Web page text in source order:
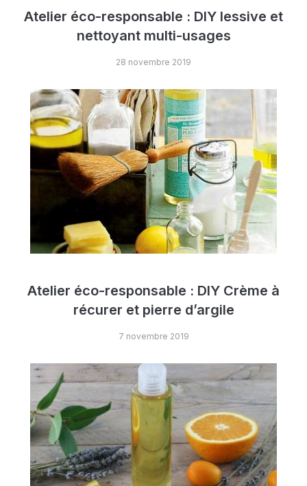
Atelier éco-responsable : DIY lessive et
nettoyant multi-usages
28 novembre 2019
Atelier éco-responsable : DIY Crème à
récurer et pierre d’argile
7 novembre 2019